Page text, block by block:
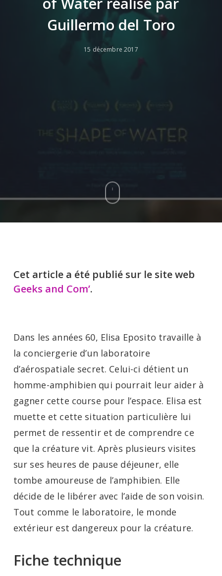
Guillermo del Toro
15 décembre 2017
Cet article a été publié sur le site web
Geeks and Com’.
Dans les années 60, Elisa Eposito travaille à
la conciergerie d’un laboratoire
d’aérospatiale secret. Celui-ci détient un
homme-amphibien qui pourrait leur aider à
gagner cette course pour l’espace. Elisa est
muette et cette situation particulière lui
permet de ressentir et de comprendre ce
que la créature vit. Après plusieurs visites
sur ses heures de pause déjeuner, elle
tombe amoureuse de l’amphibien. Elle
décide de le libérer avec l’aide de son voisin.
Tout comme le laboratoire, le monde
extérieur est dangereux pour la créature.
Fiche technique